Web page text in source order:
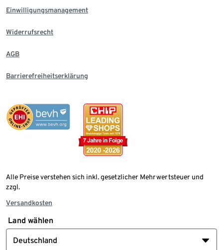
Einwilligungsmanagement
Widerrufsrecht
AGB
Barrierefreiheitserklärung
Alle Preise verstehen sich inkl. gesetzlicher Mehrwertsteuer und
zzgl.
Versandkosten
Land wählen
Deutschland